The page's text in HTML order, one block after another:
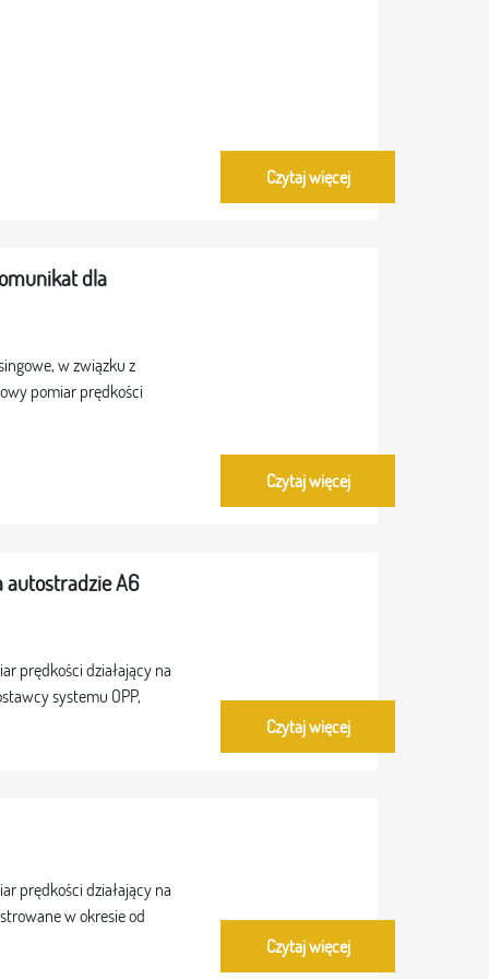
Czytaj więcej
dla
w związku z
pomiar prędkości
Czytaj więcej
autostradzie A6
prędkości działający na
systemu OPP,
Czytaj więcej
prędkości działający na
w okresie od
Czytaj więcej